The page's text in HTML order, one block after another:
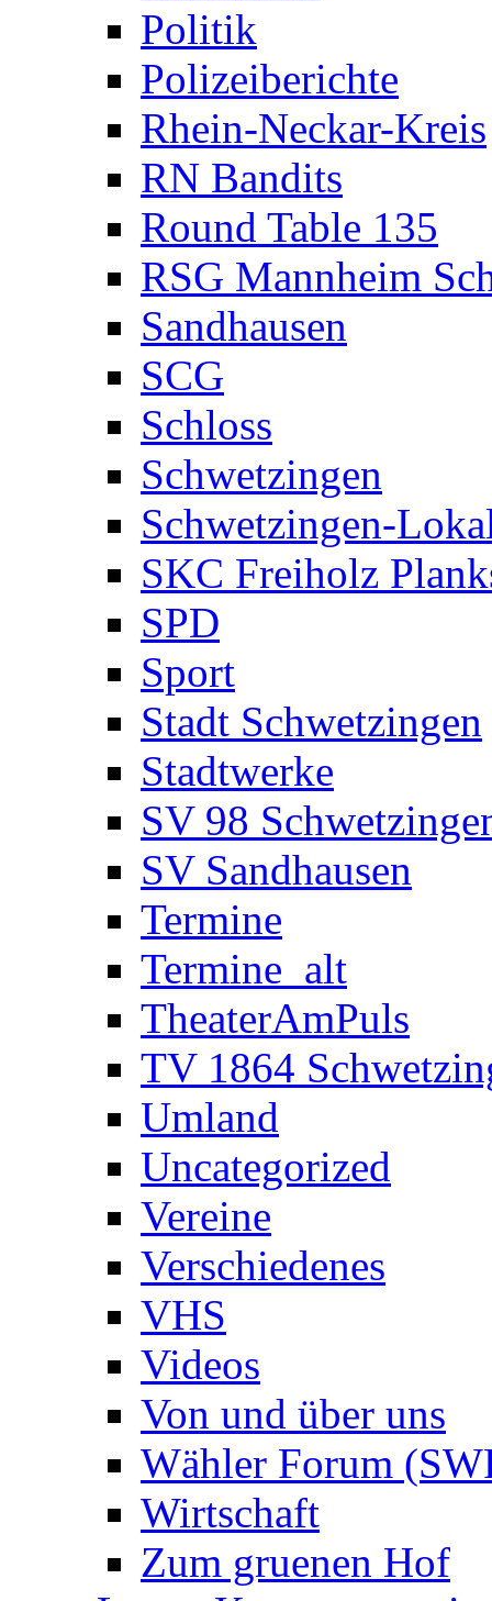
Politik
Polizeiberichte
Rhein-Neckar-Kreis
RN Bandits
Round Table 135
RSG Mannheim
Sandhausen
SCG
Schloss
Schwetzingen
Schwetzingen-
SKC Freiholz
SPD
Sport
Stadt Schwetzingen
Stadtwerke
SV 98
SV Sandhausen
Termine
Termine_alt
TheaterAmPuls
TV 1864
Umland
Uncategorized
Vereine
Verschiedenes
VHS
Videos
Von und über uns
Wähler Forum
Wirtschaft
Zum gruenen Hof